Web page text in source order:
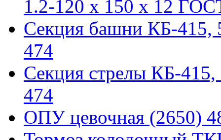
1.2-120 x 150 x 12
Секция башни КБ-415,
474
Секция стрелы КБ-
474
ОПУ цевочная (2650)